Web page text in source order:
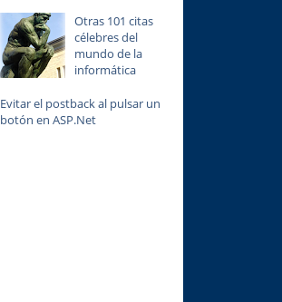
Otras 101 citas
célebres del
mundo de la
informática
Evitar el postback al pulsar un
botón en ASP.Net